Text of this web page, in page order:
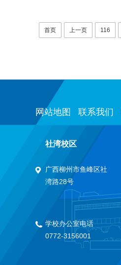
首页 上一页 116
网站地图 联系我们
社湾校区
广西柳州市鱼峰区社
湾路28号
学校办公室电话
0772-3156001